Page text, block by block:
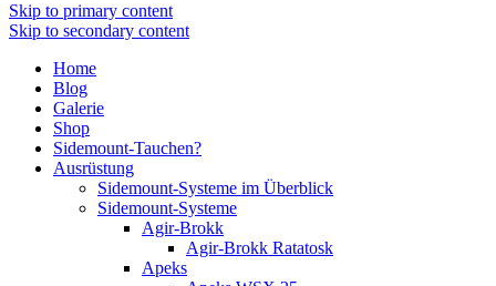
Skip to primary content
Skip to secondary content
Home
Blog
Galerie
Shop
Sidemount-Tauchen?
Ausrüstung
Sidemount-Systeme im Überblick
Sidemount-Systeme
Agir-Brokk
Agir-Brokk Ratatosk
Apeks